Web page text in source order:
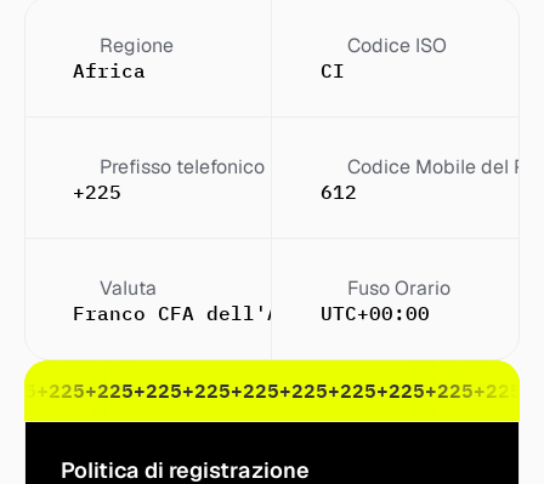
Regione
Africa
Codice ISO
CI
Prefisso telefonico
+225
Codice Mobile del
612
Valuta
Franco CFA dell'Africa occidentale
Fuso Orario
UTC+00:00
+225+225+225+225+225+225+225+225+225+225
Politica di registrazione